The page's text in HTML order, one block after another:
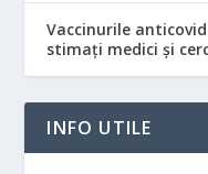
Vaccinurile
stimați medici și
INFO UTILE